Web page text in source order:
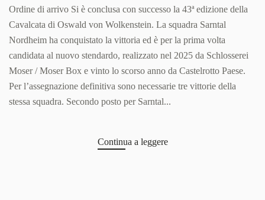
la
prima
volta
allo
stendardo
Ordine di arrivo Si è conclusa con successo la 43ª edizione della
Cavalcata di Oswald von Wolkenstein. La squadra Sarntal
Nordheim ha conquistato la vittoria ed è per la prima volta
candidata al nuovo stendardo, realizzato nel 2025 da Schlosserei
Moser / Moser Box e vinto lo scorso anno da Castelrotto Paese.
Per l’assegnazione definitiva sono necessarie tre vittorie della
stessa squadra. Secondo posto per Sarntal...
Continua a leggere